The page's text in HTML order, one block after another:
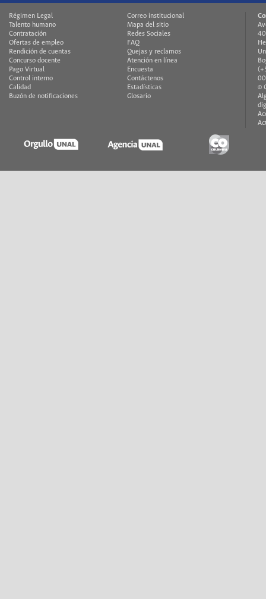
Régimen Legal
Talento humano
Contratación
Ofertas de empleo
Rendición de cuentas
Concurso docente
Pago Virtual
Control interno
Calidad
Buzón de notificaciones
Correo institucional
Mapa del sitio
Redes Sociales
FAQ
Quejas y reclamos
Atención en línea
Encuesta
Contáctenos
Estadísticas
Glosario
©